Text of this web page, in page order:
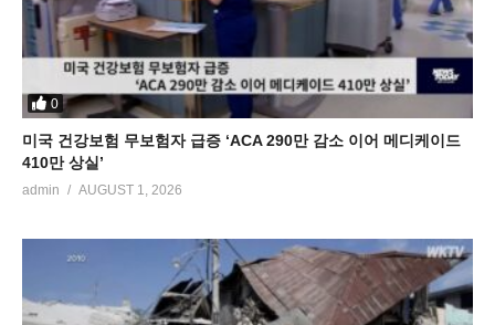
0
미국 건강보험 무보험자 급증 ‘ACA 290만 감소 이어 메디케이드
410만 상실’
admin AUGUST 1, 2026